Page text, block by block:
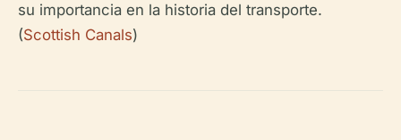
su importancia en la historia del transporte.
(Scottish Canals)